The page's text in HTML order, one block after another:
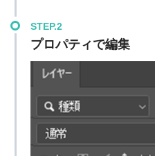
STEP.2
プロパティで編集